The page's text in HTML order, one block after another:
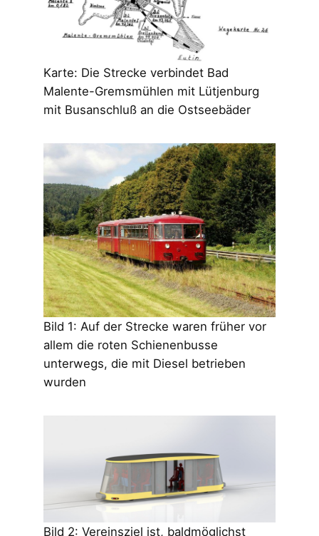
Karte: Die Strecke verbindet Bad
Malente-Gremsmühlen mit Lütjenburg
mit Busanschluß an die Ostseebäder
Bild 1: Auf der Strecke waren früher vor
allem die roten Schienenbusse
unterwegs, die mit Diesel betrieben
wurden
Bild 2: Vereinsziel ist, baldmöglichst